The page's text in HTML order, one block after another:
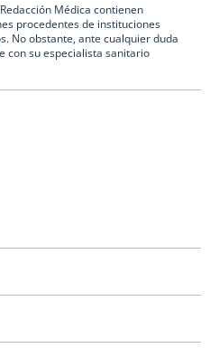
Médica contienen
procedentes de instituciones
No obstante, ante cualquier duda
con su especialista sanitario